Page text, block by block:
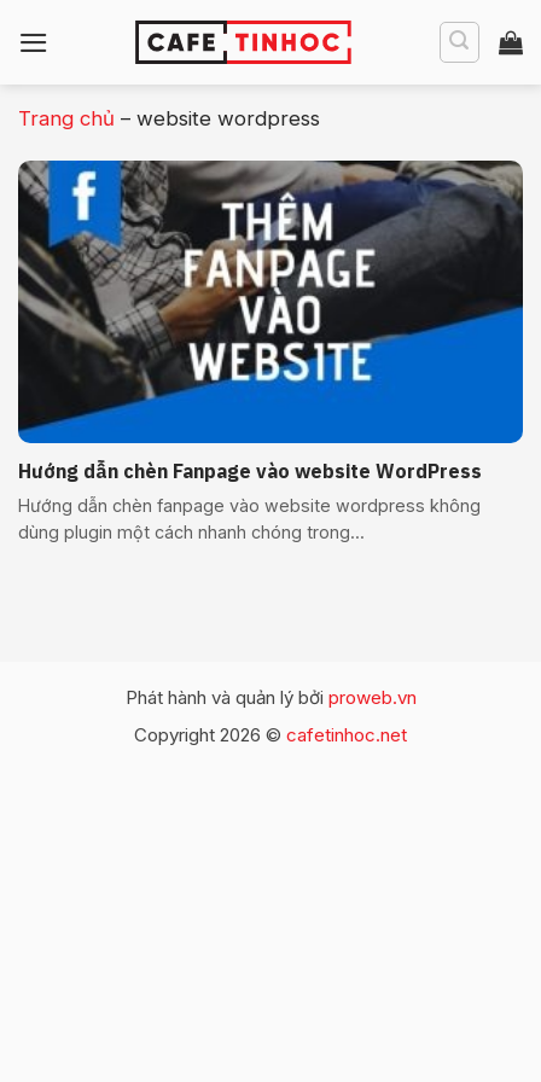
qua
dung
Trang chủ – website wordpress
Hướng dẫn chèn Fanpage vào website WordPress
Hướng dẫn chèn fanpage vào website wordpress không
dùng plugin một cách nhanh chóng trong...
Phát hành và quản lý bởi proweb.vn
Copyright 2026 © cafetinhoc.net